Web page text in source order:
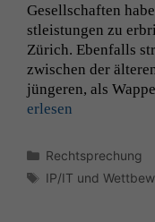
Gesellschaften
stleis­tun­gen zu
Zürich. Eben­falls
zwis­chen der
jün­geren, als
er­lesen
Kategorien
Rechtsprechung
Schlagwörter
IP/IT und